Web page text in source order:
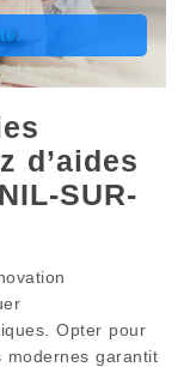
d’aides
SUR-
Opter pour
modernes garantit